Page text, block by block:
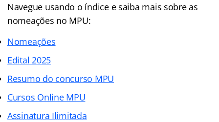
Navegue usando o índice e saiba mais sobre as
nomeações no MPU:
Nomeações
Edital 2025
Resumo do concurso MPU
Cursos Online MPU
Assinatura Ilimitada